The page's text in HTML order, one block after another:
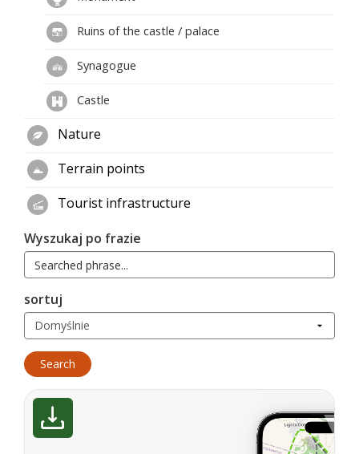
Ruins of the castle / palace
Synagogue
Castle
Nature
Terrain points
Tourist infrastructure
Wyszukaj po frazie
sortuj